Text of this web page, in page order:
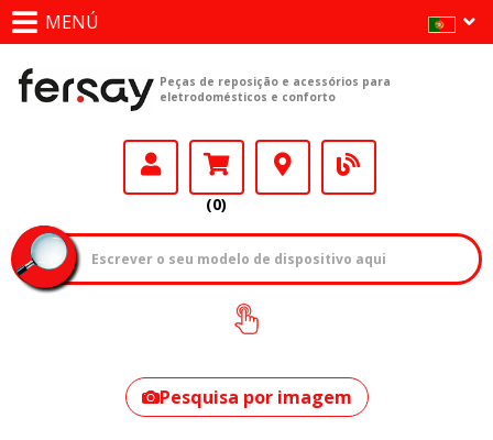
MENÚ
Peças de reposição e acessórios para
eletrodomésticos e conforto
(0)
Como encontrar
o seu modelo?
Pesquisa por imagem